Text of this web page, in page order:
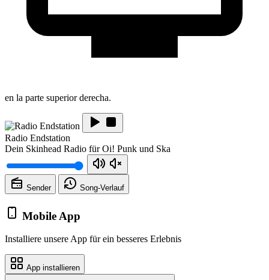
en la parte superior derecha.
Radio Endstation
Dein Skinhead Radio für Oi! Punk und Ska
Sender Song-Verlauf
Mobile App
Installiere unsere App für ein besseres Erlebnis
App installieren